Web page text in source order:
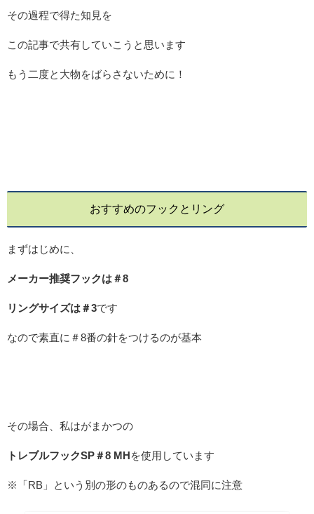
その過程で得た知見を
この記事で共有していこうと思います
もう二度と大物をばらさないために！
おすすめのフックとリング
まずはじめに、
メーカー推奨フックは＃8
リングサイズは＃3です
なので素直に＃8番の針をつけるのが基本
その場合、私はがまかつの
トレブルフックSP＃8 MHを使用しています
※「RB」という別の形のものあるので混同に注意